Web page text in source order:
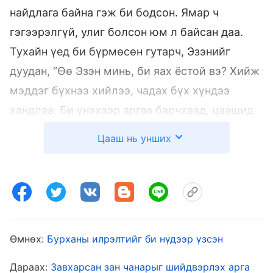
найдлага байна гэж би бодсон. Ямар ч
гэгээрэлгүй, улиг болсон юм л байсан даа.
Тухайн үед би бүрмөсөн гутарч, Эзэнийг
дуудан, “Өө Эзэн минь, би яах ёстой вэ? Хийж
мэддэг бүхнээ хийлээ, чадах бүх хүндээ
хандлаа. Би үнэхээр аргаа барчхаад, цаашид
түвшний удирдагч бидэнд үйлчлэл хийж
байхдаа Эзэн эргэж ирсэн гэж хэлдэг Зүүний
Аянга гэх чуулганыг дурдахыг сонсоод би,
“Эзэн эргэн ирнэ гэж өчнөөн жил найдаж
явтал тэр өдөр эцэст нь иржээ!” гээд мэл
Цааш нь унших
Өмнөх: Бурханы илрэлтийг би нүдээр үзсэн
Дараах: Завхарсан зан чанарыг шийдвэрлэх арга